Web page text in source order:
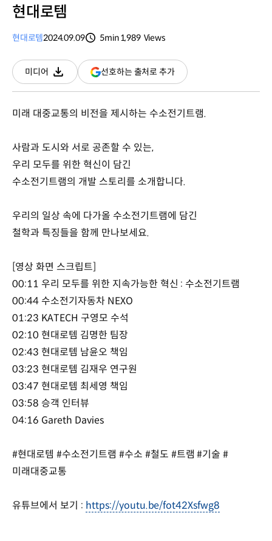
현대로템
현대로템2024.09.09
5min1,989 Views
미디어
다운로드
선호하는 출처로 추가(새
창
미래 대중교통의 비전을 제시하는 수소전기트램.
사람과 도시와 서로 공존할 수 있는,
우리 모두를 위한 혁신이 담긴
수소전기트램의 개발 스토리를 소개합니다.
우리의 일상 속에 다가올 수소전기트램에 담긴
철학과 특징들을 함께 만나보세요.
[영상 화면 스크립트]
00:11 우리 모두를 위한 지속가능한 혁신 : 수소전기트램
00:44 수소전기자동차 NEXO
01:23 KATECH 구영모 수석
02:10 현대로템 김명한 팀장
02:43 현대로템 남윤오 책임
03:23 현대로템 김재우 연구원
03:47 현대로템 최세영 책임
03:58 승객 인터뷰
04:16 Gareth Davies
#현대로템 #수소전기트램 #수소 #철도 #트램 #기술 #
미래대중교통
유튜브에서 보기 : https://youtu.be/fot42Xsfwg8